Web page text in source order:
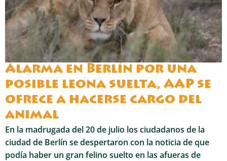
Alarma en Berlín por una
posible leona suelta, AAP se
ofrece a hacerse cargo del
animal
En la madrugada del 20 de julio los ciudadanos de la
ciudad de Berlín se despertaron con la noticia de que
podía haber un gran felino suelto en las afueras de